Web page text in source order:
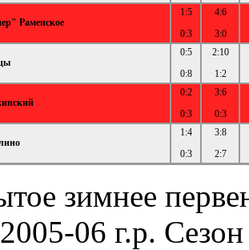
Раменское
1:5
0:3
4:6
3:0
0:5
0:8
2:10
1:2
0:2
0:3
3:6
0:3
1:4
0:3
3:8
2:7
зимнее
06 г.р.